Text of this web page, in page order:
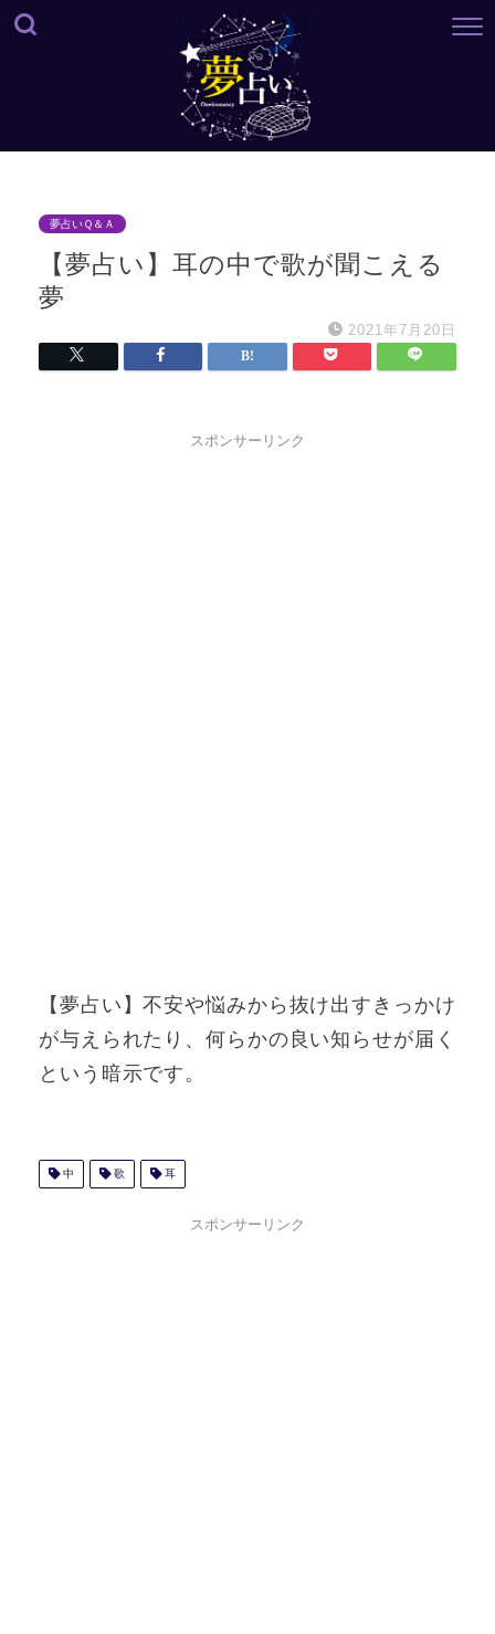
夢占いＱ＆Ａ
【夢占い】耳の中で歌が聞こえる
夢
2021年7月20日
スポンサーリンク
【夢占い】不安や悩みから抜け出すきっかけ
が与えられたり、何らかの良い知らせが届く
という暗示です。
中 歌 耳
スポンサーリンク